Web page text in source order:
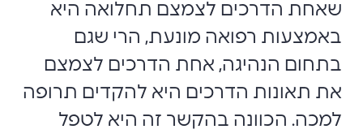
שאחת הדרכים לצמצם תחלואה היא
באמצעות רפואה מונעת, הרי שגם
בתחום הנהיגה, אחת הדרכים לצמצם
את תאונות הדרכים היא להקדים תרופה
למכה. הכוונה בהקשר זה היא לטפל